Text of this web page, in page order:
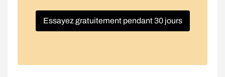
Essayez gratuitement pendant 30 jours